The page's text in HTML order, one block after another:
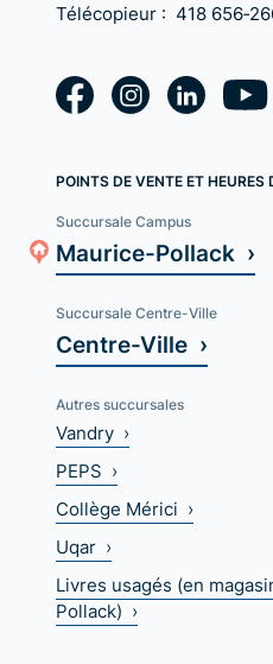
Télécopieur : 418
POINTS DE VENTE ET HEURES
Succursale Campus
Maurice-Pollack ›
Succursale Centre-Ville
Centre-Ville ›
Autres succursales
Vandry ›
PEPS ›
Collège Mérici ›
Uqar ›
Livres usagés (en
Pollack) ›